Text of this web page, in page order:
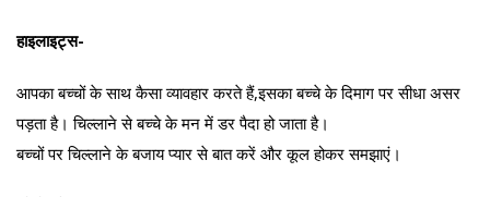
हाइलाइट्स-
आपका बच्चों के साथ कैसा व्यावहार करते हैं,इसका बच्चे के दिमाग पर सीधा असर
पड़ता है। चिल्लाने से बच्चे के मन में डर पैदा हो जाता है।
बच्चों पर चिल्लाने के बजाय प्यार से बात करें और कूल होकर समझाएं।